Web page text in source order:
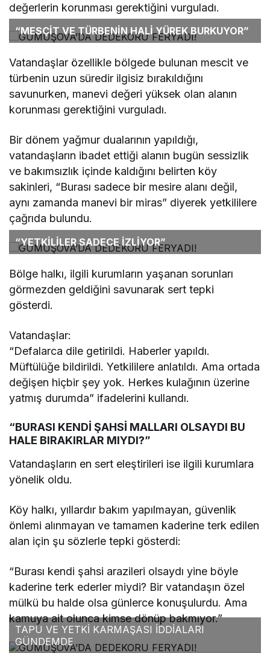
değerlerin korunması gerektiğini vurguladı.
“MESÇİT VE TÜRBENİN HALİ YÜREK BURKUYOR”
Vatandaşlar özellikle bölgede bulunan mescit ve
türbenin uzun süredir ilgisiz bırakıldığını
savunurken, manevi değeri yüksek olan alanın
korunması gerektiğini vurguladı.
Bir dönem yağmur dualarının yapıldığı,
vatandaşların ibadet ettiği alanın bugün sessizlik
ve bakımsızlık içinde kaldığını belirten köy
sakinleri, “Burası sadece bir mesire alanı değil,
aynı zamanda manevi bir miras” diyerek yetkililere
çağrıda bulundu.
“YETKİLİLER SADECE İZLİYOR”
Bölge halkı, ilgili kurumların yaşanan sorunları
görmezden geldiğini savunarak sert tepki
gösterdi.
Vatandaşlar:
“Defalarca dile getirildi. Haberler yapıldı.
Müftülüğe bildirildi. Yetkililere anlatıldı. Ama ortada
değişen hiçbir şey yok. Herkes kulağının üzerine
yatmış durumda” ifadelerini kullandı.
“BURASI KENDİ ŞAHSİ MALLARI OLSAYDI BU
HALE BIRAKIRLAR MIYDI?”
Vatandaşların en sert eleştirileri ise ilgili kurumlara
yönelik oldu.
Köy halkı, yıllardır bakım yapılmayan, güvenlik
önlemi alınmayan ve tamamen kaderine terk edilen
alan için şu sözlerle tepki gösterdi:
“Burası kendi şahsi arazileri olsaydı yine böyle
kaderine terk ederler miydi? Bir vatandaşın özel
mülkü bu halde olsa günlerce konuşulurdu. Ama
kamuya ait olunca kimse dönüp bakmıyor.”
TAPU VE YETKİ KARMAŞASI İDDİALARI
GÜNDEMDE